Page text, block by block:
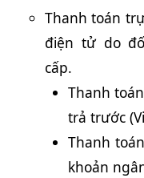
Thanh toán
điện tử do
cấp.
Thanh
trả trước
Thanh
khoản